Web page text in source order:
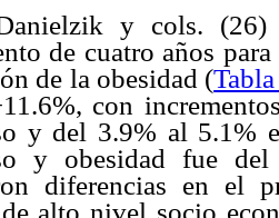
Danielzik y cols.
de cuatro años
de la obesidad (
con
y del 3.9% al 5.1%
y obesidad fue
diferencias en el
alto nivel socio